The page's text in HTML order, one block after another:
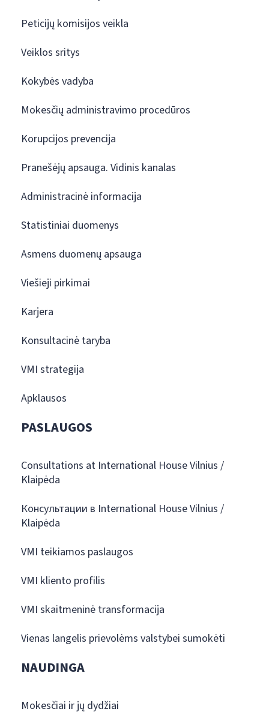
Peticijų komisijos veikla
Veiklos sritys
Kokybės vadyba
Mokesčių administravimo procedūros
Korupcijos prevencija
Pranešėjų apsauga. Vidinis kanalas
Administracinė informacija
Statistiniai duomenys
Asmens duomenų apsauga
Viešieji pirkimai
Karjera
Konsultacinė taryba
VMI strategija
Apklausos
PASLAUGOS
Consultations at International House Vilnius /
Klaipėda
Консультации в International House Vilnius /
Klaipėda
VMI teikiamos paslaugos
VMI kliento profilis
VMI skaitmeninė transformacija
Vienas langelis prievolėms valstybei sumokėti
NAUDINGA
Mokesčiai ir jų dydžiai